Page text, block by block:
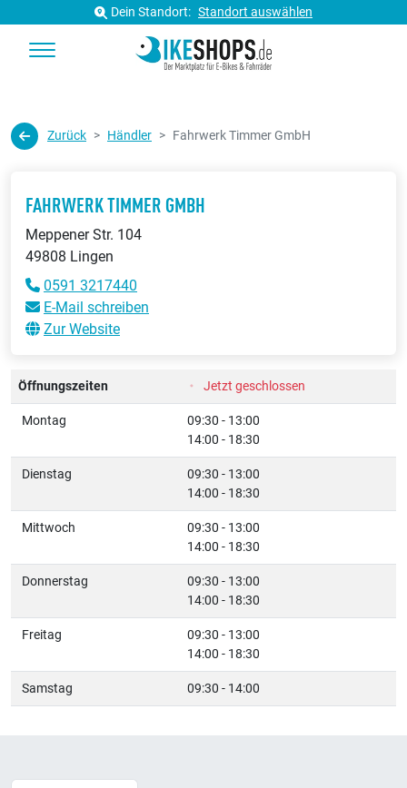
Dein Standort: Standort auswählen
Zurück Händler Fahrwerk Timmer GmbH
FAHRWERK TIMMER GMBH
Meppener Str. 104
49808 Lingen
0591 3217440
E-Mail schreiben
Zur Website
Öffnungszeiten Jetzt geschlossen
Montag
09:30 - 13:00
14:00 - 18:30
Dienstag
09:30 - 13:00
14:00 - 18:30
Mittwoch
09:30 - 13:00
14:00 - 18:30
Donnerstag
09:30 - 13:00
14:00 - 18:30
Freitag
09:30 - 13:00
14:00 - 18:30
Samstag 09:30 - 14:00